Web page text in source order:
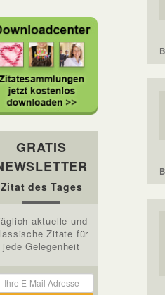
GRATIS
Zitat des Tages
aktuelle und
Zitate für
jede Gelegenheit